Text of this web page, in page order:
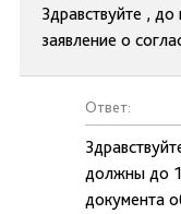
Здравствуйте ,
заявление о
Ответ:
должны до 1
документа